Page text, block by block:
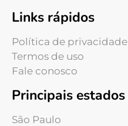
Links rápidos
Política de privacidade
Termos de uso
Fale conosco
Principais estados
São Paulo